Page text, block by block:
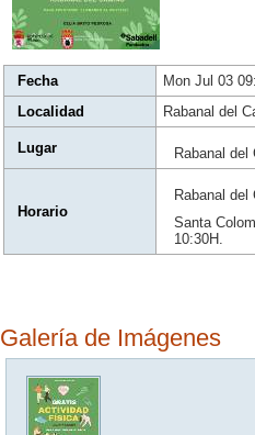
Fecha
Mon Jul 03
Localidad
Rabanal del
Lugar Rabanal
Horario
Rabanal
Santa
10:30H.
Galería de Imágenes